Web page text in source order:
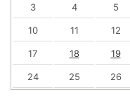
3 4 5
10 11 12
17 18 19
24 25 26